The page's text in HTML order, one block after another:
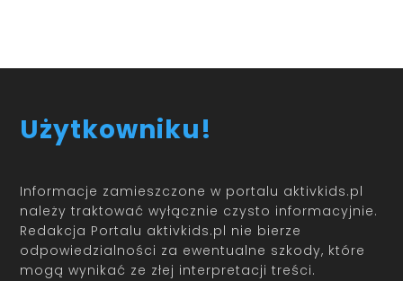
Użytkowniku!
Informacje zamieszczone w portalu aktivkids.pl
należy traktować wyłącznie czysto informacyjnie.
Redakcja Portalu aktivkids.pl nie bierze
odpowiedzialności za ewentualne szkody, które
mogą wynikać ze złej interpretacji treści.